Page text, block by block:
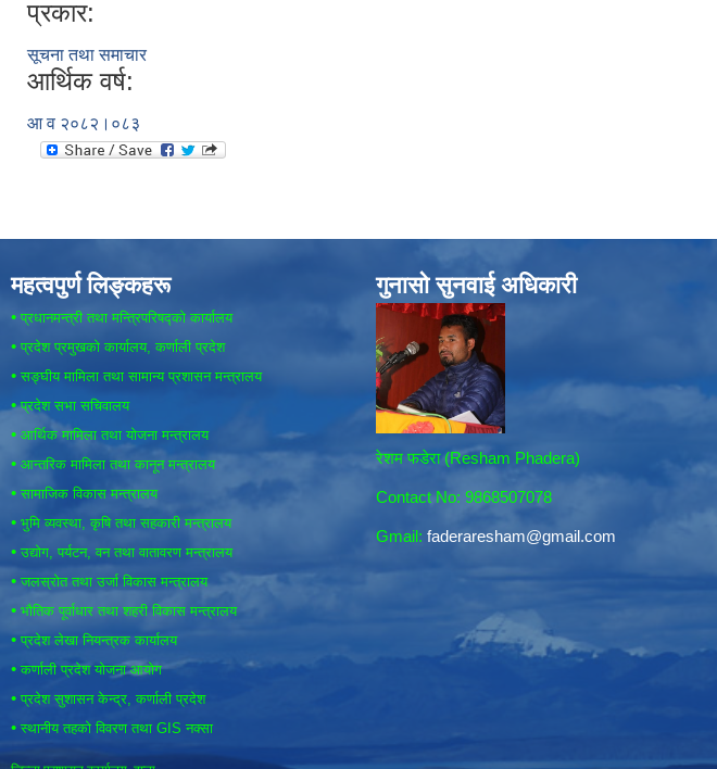
प्रकार:
सूचना तथा समाचार
आर्थिक वर्ष:
आ व २०८२।०८३
महत्वपुर्ण लिङ्कहरू
•प्रधानमन्त्री तथा मन्त्रिपरिषद्को कार्यालय
• प्रदेश प्रमुखको कार्यालय, कर्णाली प्रदेश
• सङ्घीय मामिला तथा सामान्य प्रशासन मन्त्रालय
•प्रदेश सभा सचिवालय
• आर्थिक मामिला तथा योजना मन्त्रालय
• आन्तरिक मामिला तथा कानून मन्त्रालय
• सामाजिक विकास मन्त्रालय
• भुमि व्यवस्था, कृषि तथा सहकारी मन्त्रालय
• उद्योग, पर्यटन, वन तथा वातावरण मन्त्रालय
• जलस्रोत तथा उर्जा विकास मन्त्रालय
• भौतिक पूर्वाधार तथा शहरी विकास मन्त्रालय
•प्रदेश लेखा नियन्त्रक कार्यालय
•कर्णाली प्रदेश योजना आयोग
• प्रदेश सुशासन केन्द्र, कर्णाली प्रदेश
• स्थानीय तहको विवरण तथा GIS नक्सा
गुनासो सुनवाई अधिकारी
रेशम फडेरा (Resham Phadera)
Contact No: 9868507078
Gmail: faderaresham@gmail.com